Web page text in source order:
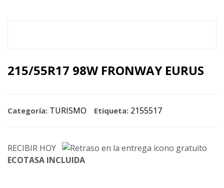
215/55R17 98W FRONWAY EURUS
Categoría: TURISMO Etiqueta: 2155517
RECIBIR HOY
ECOTASA INCLUIDA